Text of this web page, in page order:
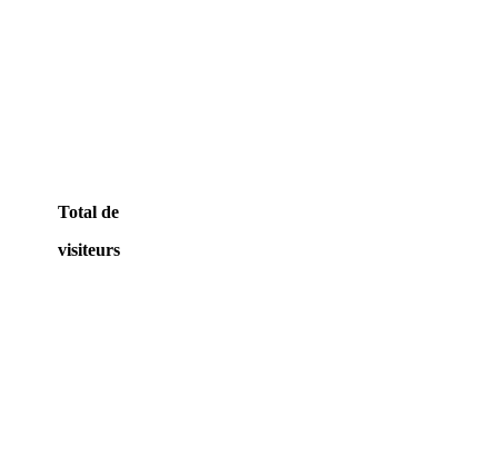
Total de
visiteurs